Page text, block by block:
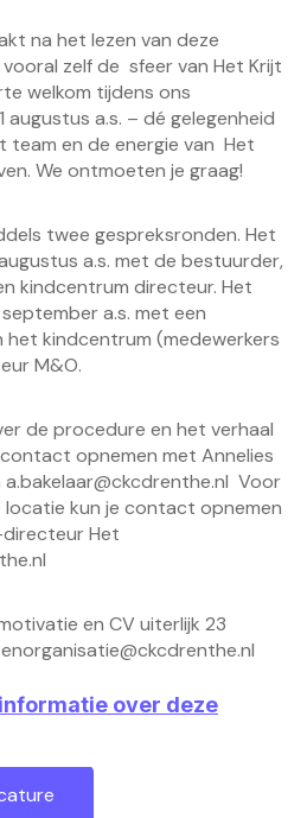
na het lezen van deze
zelf de sfeer van Het Krijt
welkom tijdens ons
a.s. – dé gelegenheid
team en de energie van Het
We ontmoeten je graag!
twee gespreksronden. Het
a.s. met de bestuurder,
kindcentrum directeur. Het
a.s. met een
kindcentrum (medewerkers
M&O.
de procedure en het verhaal
opnemen met Annelies
a.bakelaar@ckcdrenthe.nl Voor
kun je contact opnemen
Het
en CV uiterlijk 23
over deze